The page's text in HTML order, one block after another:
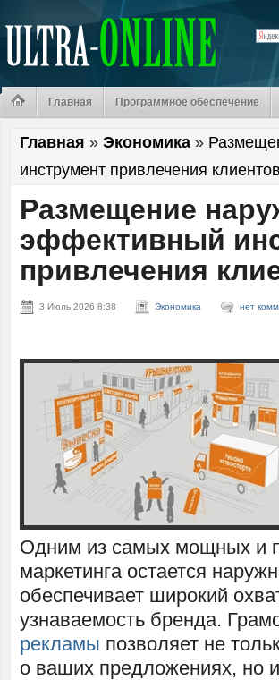
Главная Программное обеспечение
Главная » Экономика »
инструмент привлечения клиентов
Размещение
эффективный
привлечения
3 Июль 2026 8:38 Экономика нет
Одним из самых мощных и
маркетинга остается
обеспечивает широкий
узнаваемость бренда.
рекламы позволяет не
о ваших предложениях, но